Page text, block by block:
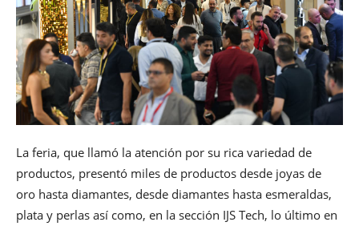
La feria, que llamó la atención por su rica variedad de
productos, presentó miles de productos desde joyas de
oro hasta diamantes, desde diamantes hasta esmeraldas,
plata y perlas así como, en la sección IJS Tech, lo último en